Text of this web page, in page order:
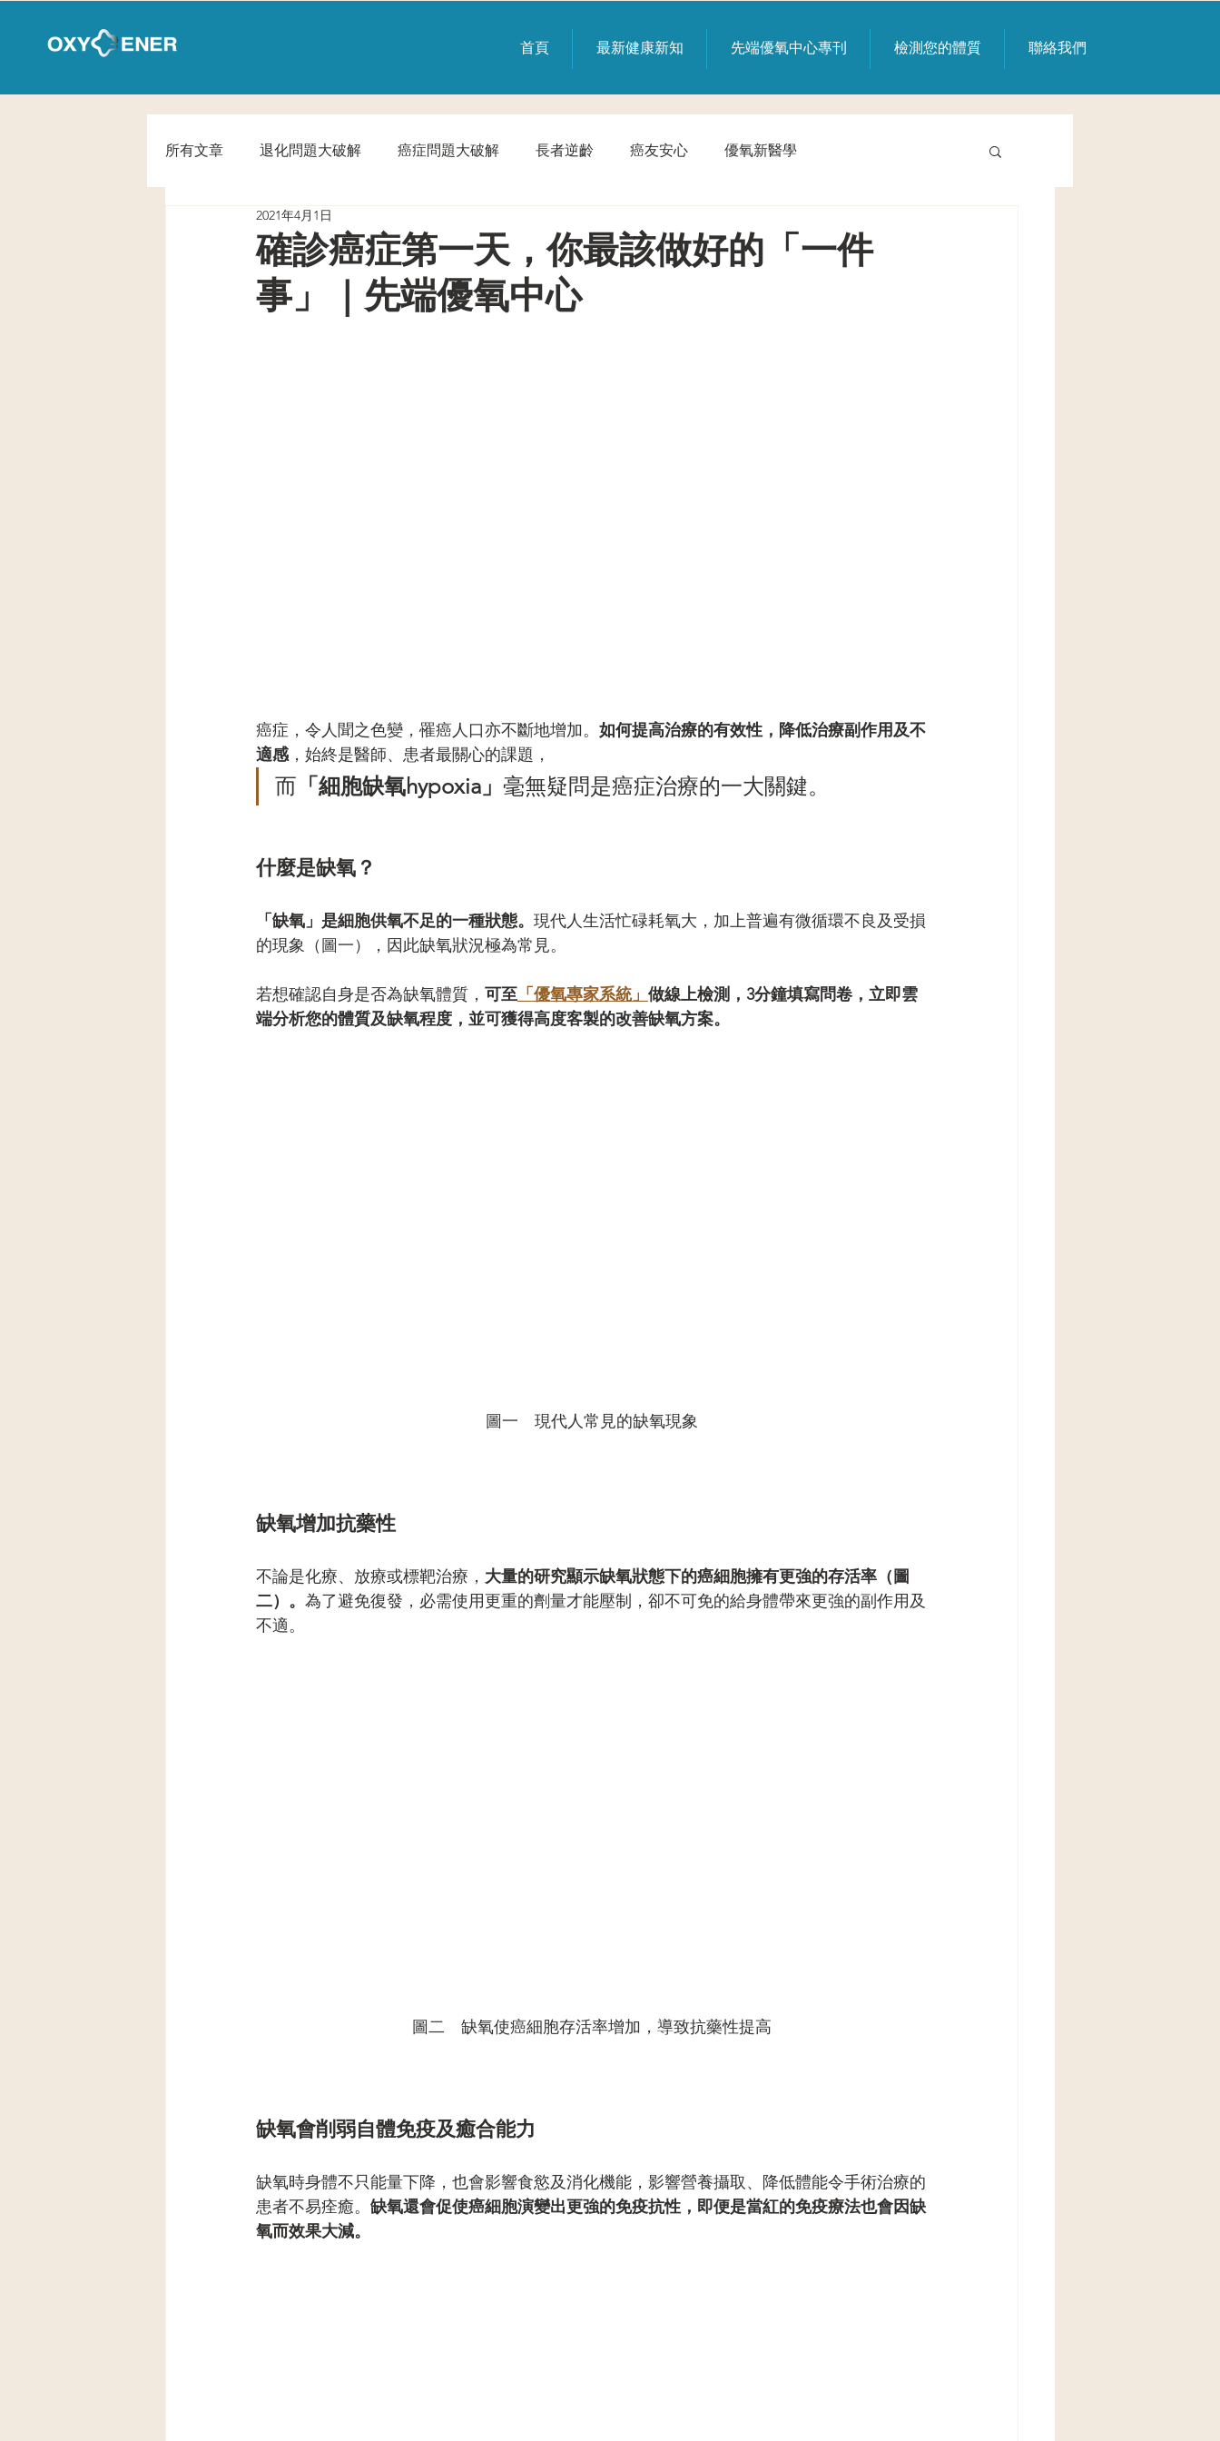
首頁 最新健康新知 先端優氧中心專刊 檢測您的體質 聯絡我們
所有文章 退化問題大破解 癌症問題大破解 長者逆齡 癌友安心 優氧新醫學
確診癌症第一天，你最該做好的「一件
事」｜先端優氧中心
2021年4月1日
癌症，令人聞之色變，罹癌人口亦不斷地增加。 如何提高治療的有效性，降低治療副作用及不
適感，始終是醫師、患者最關心的課題，
而 「細胞缺氧hypoxia」 毫無疑問是癌症治療的一大關鍵。
什麼是缺氧？
「缺氧」是細胞供氧不足的一種狀態。 現代人生活忙碌耗氧大，加上普遍有微循環不良及受損
的現象（圖一），因此缺氧狀況極為常見。
若想確認自身是否為缺氧體質， 可至 「優氧專家系統」 做線上檢測，3分鐘填寫問卷，立即雲
端分析您的體質及缺氧程度，並可獲得高度客製的改善缺氧方案。
圖一　現代人常見的缺氧現象
缺氧增加抗藥性
不論是化療、放療或標靶治療， 大量的研究顯示缺氧狀態下的癌細胞擁有更強的存活率（圖
二）。 為了避免復發，必需使用更重的劑量才能壓制，卻不可免的給身體帶來更強的副作用及
不適。
圖二　缺氧使癌細胞存活率增加，導致抗藥性提高
缺氧會削弱自體免疫及癒合能力
缺氧時身體不只能量下降，也會影響食慾及消化機能，影響營養攝取、降低體能令手術治療的
患者不易痊癒。 缺氧還會促使癌細胞演變出更強的免疫抗性，即便是當紅的免疫療法也會因缺
氧而效果大減。